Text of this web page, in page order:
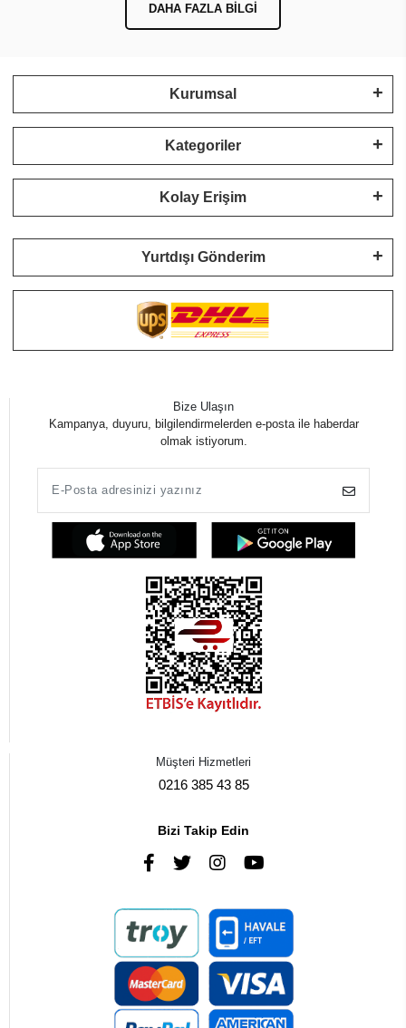
DAHA FAZLA BILGI
Kurumsal
Kategoriler
Kolay Erişim
Yurtdışı Gönderim
Bize Ulaşın
Kampanya, duyuru, bilgilendirmelerden e-posta ile haberdar
olmak istiyorum.
Müşteri Hizmetleri
0216 385 43 85
Bizi Takip Edin